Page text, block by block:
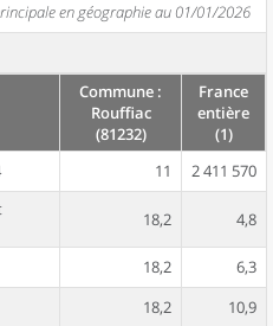
en géographie au 01/01/2026
Commune :
Rouffiac
(81232)
France
entière
(1)
11
2 411 570
18,2 4,8
18,2
6,3
18,2
10,9